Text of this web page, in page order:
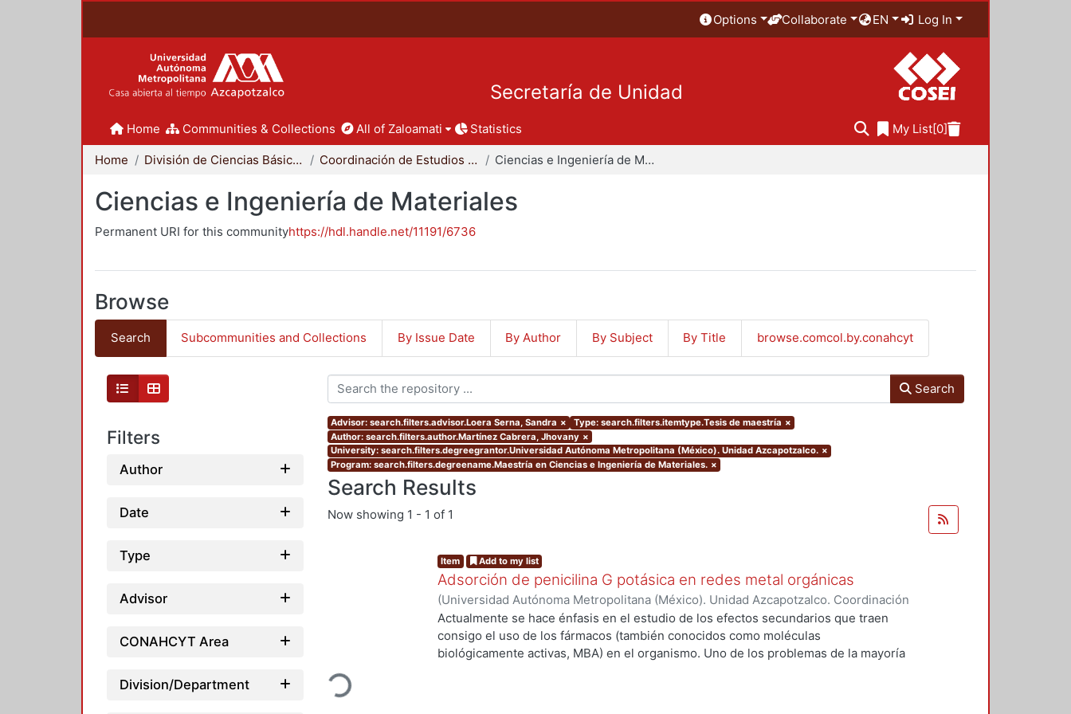
Options Collaborate EN Log In
Secretaría de Unidad
Home Communities & Collections All of Zaloamati Statistics My List[0]
Home División de Ciencias Básicas e Ingeniería Coordinación de Estudios de Posgrado - CBI Ciencias e Ingeniería de Materiales
Ciencias e Ingeniería de Materiales
Permanent URI for this communityhttps://hdl.handle.net/11191/6736
Browse
Search Subcommunities and Collections By Issue Date By Author By Subject By Title browse.comcol.by.conahcyt
Filters
Author
Date
Type
Advisor
CONAHCYT Area
Division/Department
Search
Advisor: search.filters.advisor.Loera Serna, Sandra × Type: search.filters.itemtype.Tesis de maestría ×
Author: search.filters.author.Martínez Cabrera, Jhovany ×
University: search.filters.degreegrantor.Universidad Autónoma Metropolitana (México). Unidad Azcapotzalco. ×
Program: search.filters.degreename.Maestría en Ciencias e Ingeniería de Materiales. ×
Search Results
Now showing 1 - 1 of 1
Loading...
Item Add to my list
Adsorción de penicilina G potásica en redes metal orgánicas
(Universidad Autónoma Metropolitana (México). Unidad Azcapotzalco. Coordinación
de Servicios de Información.,2021-04)Martínez Cabrera, Jhovany
Actualmente se hace énfasis en el estudio de los efectos secundarios que traen
consigo el uso de los fármacos (también conocidos como moléculas
biológicamente activas, MBA) en el organismo. Uno de los problemas de la mayoría